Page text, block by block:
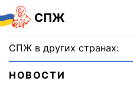
СПЖ
СПЖ в других странах:
НОВОСТИ